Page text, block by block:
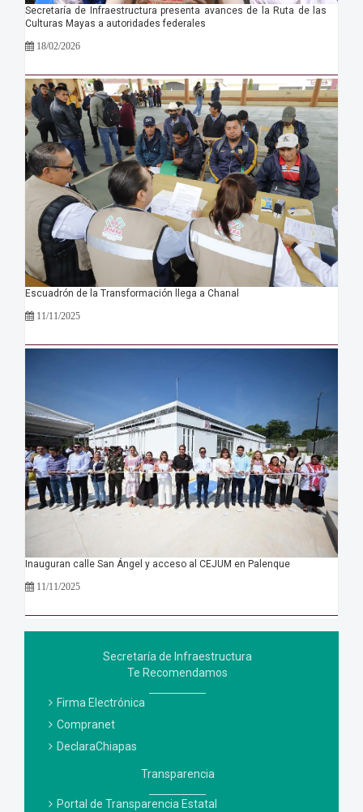
Secretaría de Infraestructura presenta avances de la Ruta de las
Culturas Mayas a autoridades federales
18/02/2026
Escuadrón de la Transformación llega a Chanal
11/11/2025
Inauguran calle San Ángel y acceso al CEJUM en Palenque
11/11/2025
Secretaría de Infraestructura
Te Recomendamos
Firma Electrónica
Compranet
DeclaraChiapas
Transparencia
Portal de Transparencia Estatal